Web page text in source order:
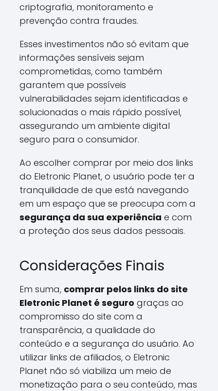
criptografia, monitoramento e
prevenção contra fraudes.
Esses investimentos não só evitam que
informações sensíveis sejam
comprometidas, como também
garantem que possíveis
vulnerabilidades sejam identificadas e
solucionadas o mais rápido possível,
assegurando um ambiente digital
seguro para o consumidor.
Ao escolher comprar por meio dos links
do Eletronic Planet, o usuário pode ter a
tranquilidade de que está navegando
em um espaço que se preocupa com a
segurança da sua experiência e com
a proteção dos seus dados pessoais.
Considerações Finais
Em suma, comprar pelos links do site
Eletronic Planet é seguro graças ao
compromisso do site com a
transparência, a qualidade do
conteúdo e a segurança do usuário. Ao
utilizar links de afiliados, o Eletronic
Planet não só viabiliza um meio de
monetização para o seu conteúdo, mas